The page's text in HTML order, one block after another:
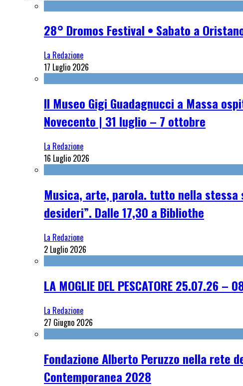
28° Dromos Festival • Sabato a
La Redazione
17 Luglio 2026
Il Museo Gigi Guadagnucci a Massa
Novecento | 31 luglio – 7 ottobre
La Redazione
16 Luglio 2026
Musica, arte, parola. tutto nella stessa
desideri”. Dalle 17,30 a Bibliothe
La Redazione
2 Luglio 2026
LA MOGLIE DEL PESCATORE 25.07.26
La Redazione
27 Giugno 2026
Fondazione Alberto Peruzzo nella rete
Contemporanea 2028